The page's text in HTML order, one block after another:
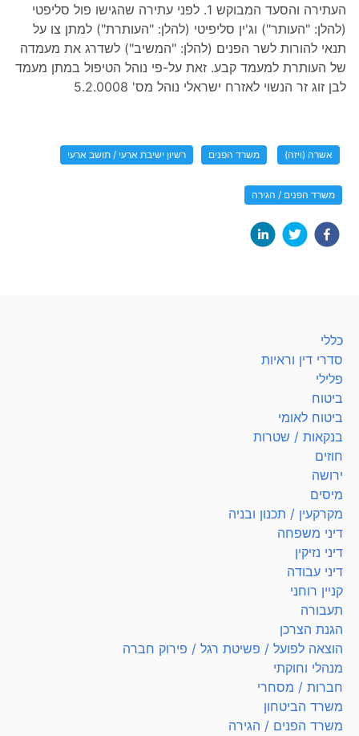
העתירה והסעד המבוקש 1. לפני עתירה שהגישו פול סליפטי
(להלן: "העותר") וג'ין סליפיטי (להלן: "העותרת") למתן צו על
תנאי להורות לשר הפנים (להלן: "המשיב") לשדרג את מעמדה
של העותרת למעמד קבע. זאת על-פי נוהל הטיפול במתן מעמד
לבן זוג זר הנשוי לאזרח ישראלי נוהל מס' 5.2.0008
אשרה (ויזה) משרד הפנים רשיון ישיבת ארעי / תושב ארעי
משרד הפנים / הגירה
כללי
סדרי דין וראיות
פלילי
ביטוח
ביטוח לאומי
בנקאות / שטרות
חוזים
ירושה
מיסים
מקרקעין / תכנון ובניה
דיני משפחה
דיני נזיקין
דיני עבודה
קניין רוחני
תעבורה
הגנת הצרכן
הוצאה לפועל / פשיטת רגל / פירוק חברה
מנהלי וחוקתי
חברות / מסחרי
משרד הביטחון
משרד הפנים / הגירה